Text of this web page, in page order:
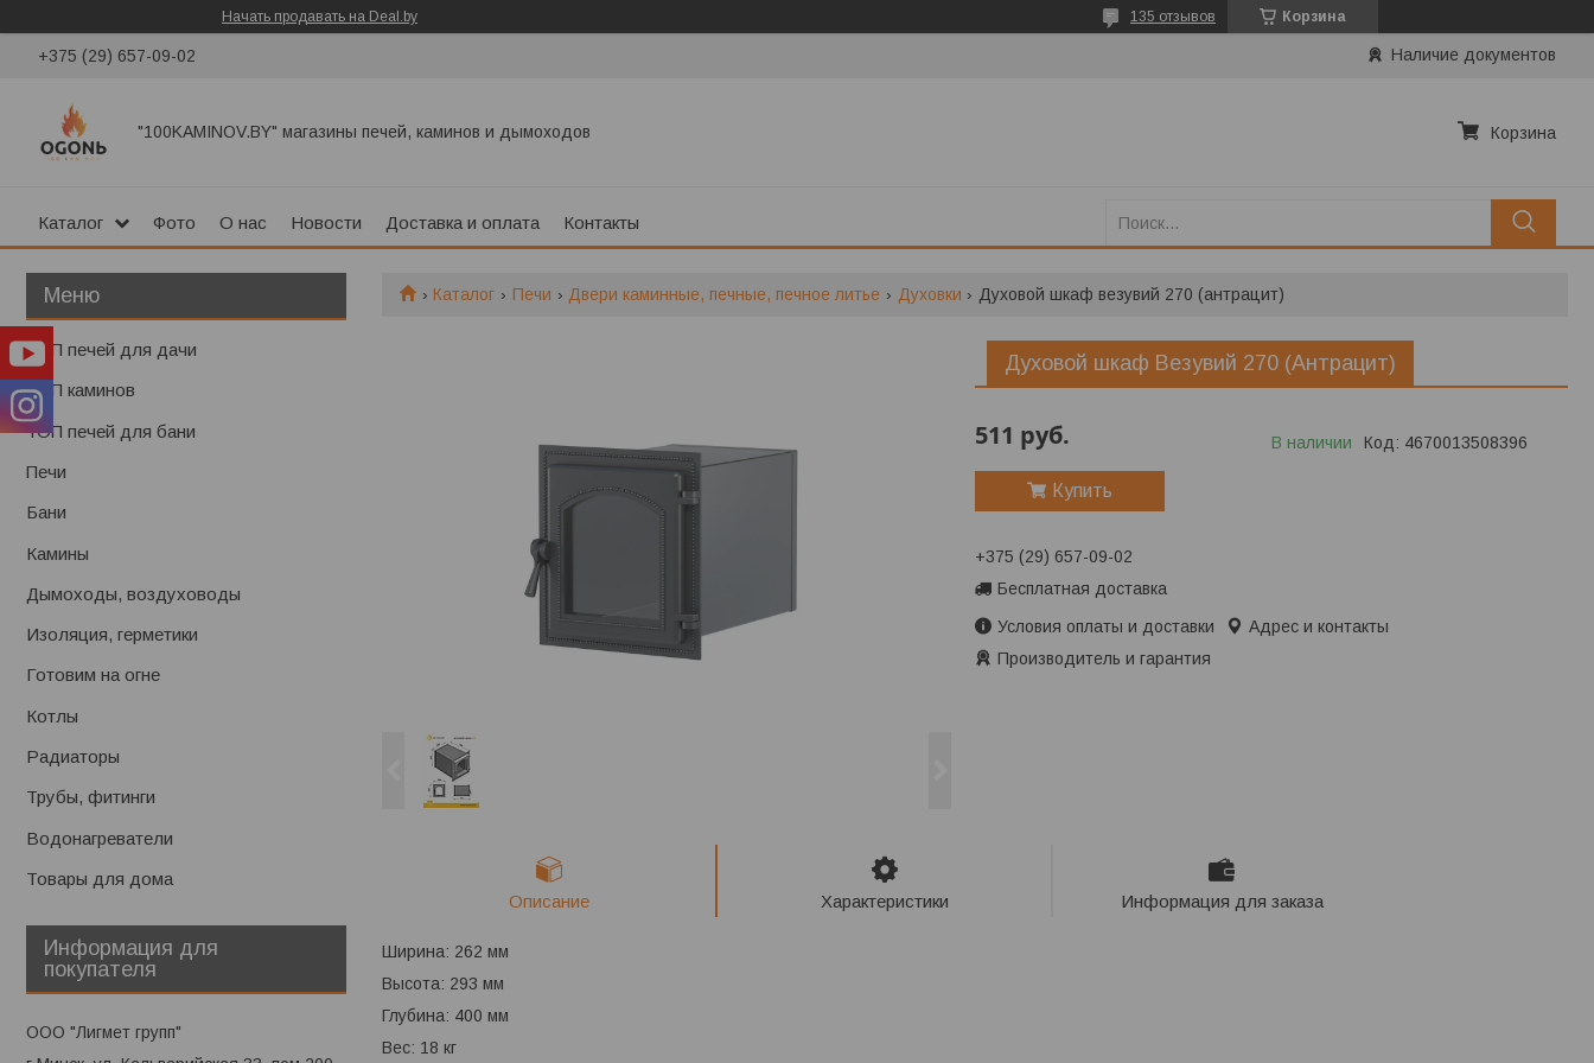
Начать продавать на Deal.by Корзина
135 отзывов
+375 (29) 657-09-02 Наличие документов
"100KAMINOV.BY" магазины печей, каминов и дымоходов Корзина
Каталог Фото О нас Новости Доставка и оплата Контакты
Каталог Печи Двери каминные, печные, печное литье Духовки Духовой шкаф везувий 270 (антрацит)
Духовой шкаф Везувий 270 (Антрацит)
511 руб. В наличии Код: 4670013508396
Купить
+375 (29) 657-09-02
Бесплатная доставка
Условия оплаты и доставки
Адрес и контакты
Производитель и гарантия
Описание Характеристики Информация для заказа
Ширина: 262 мм
Высота: 293 мм
Глубина: 400 мм
Вес: 18 кг
ТОП печей для дачи
ТОП каминов
ТОП печей для бани
Печи
Бани
Камины
Дымоходы, воздуховоды
Изоляция, герметики
Готовим на огне
Котлы
Радиаторы
Трубы, фитинги
Водонагреватели
Товары для дома
Информация для
покупателя
ООО "Лигмет групп"